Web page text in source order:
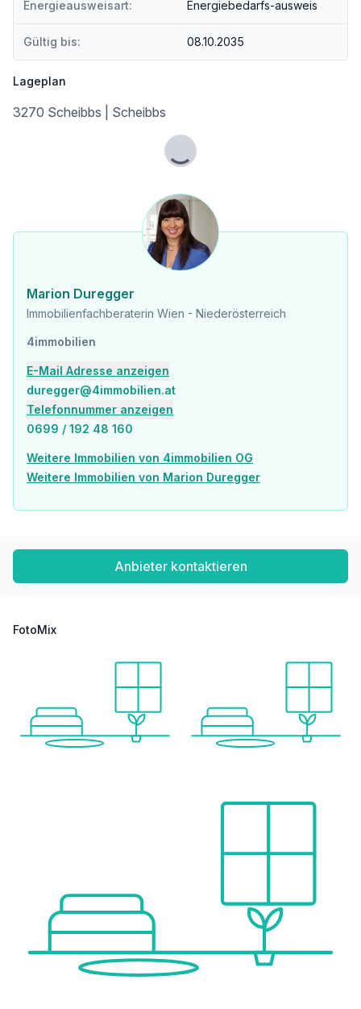
Energieausweisart: Energiebedarfs-ausweis
Gültig bis: 08.10.2035
Lageplan
3270 Scheibbs | Scheibbs
Lade...
Marion Duregger
Immobilienfachberaterin Wien - Niederösterreich
4immobilien
E-Mail Adresse anzeigen
duregger@4immobilien.at
Telefonnummer anzeigen
0699 / 192 48 160
Weitere Immobilien von 4immobilien OG
Weitere Immobilien von Marion Duregger
Anbieter kontaktieren
FotoMix